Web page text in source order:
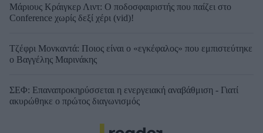
Μάριους Κράιγκερ Λιντ: Ο ποδοσφαιριστής που παίζει στο
Conference χωρίς δεξί χέρι (vid)!
Τζέφρι Μονκαντά: Ποιος είναι ο «εγκέφαλος» που εμπιστεύτηκε
ο Βαγγέλης Μαρινάκης
ΣΕΦ: Επαναπροκηρύσσεται η ενεργειακή αναβάθμιση - Γιατί
ακυρώθηκε ο πρώτος διαγωνισμός